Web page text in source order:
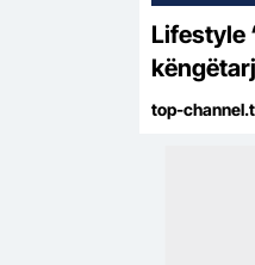
Lifestyle “Jam ndjerë shumë keq”,
top-